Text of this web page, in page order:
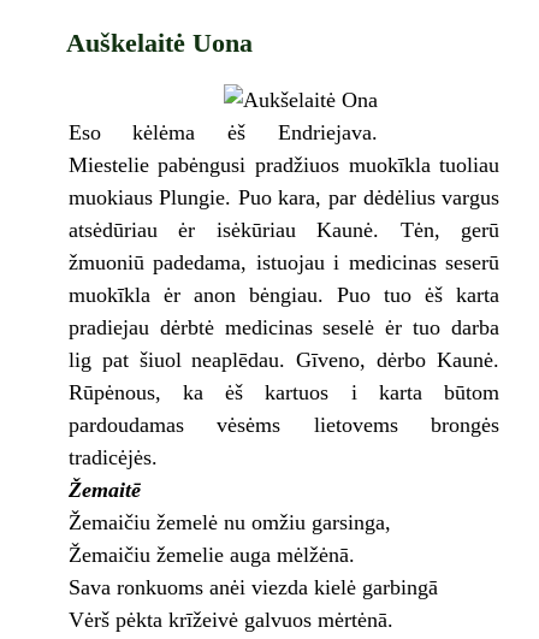
Auškelaitė Uona
Eso kėlėma ėš Endriejava.
Miestelie pabėngusi pradžiuos muokīkla tuoliau
muokiaus Plungie. Puo kara, par dėdėlius vargus
atsėdūriau ėr isėkūriau Kaunė. Tėn, gerū
žmuoniū padedama, istuojau i medicinas seserū
muokīkla ėr anon bėngiau. Puo tuo ėš karta
pradiejau dėrbtė medicinas seselė ėr tuo darba
lig pat šiuol neaplēdau. Gīveno, dėrbo Kaunė.
Rūpėnous, ka ėš kartuos i karta būtom
pardoudamas vėsėms lietovems brongės
tradicėjės.
Žemaitē
Žemaičiu žemelė nu omžiu garsinga,
Žemaičiu žemelie auga mėlžėnā.
Sava ronkuoms anėi viezda kielė garbingā
Vėrš pėkta krīžeivė galvuos mėrtėnā.